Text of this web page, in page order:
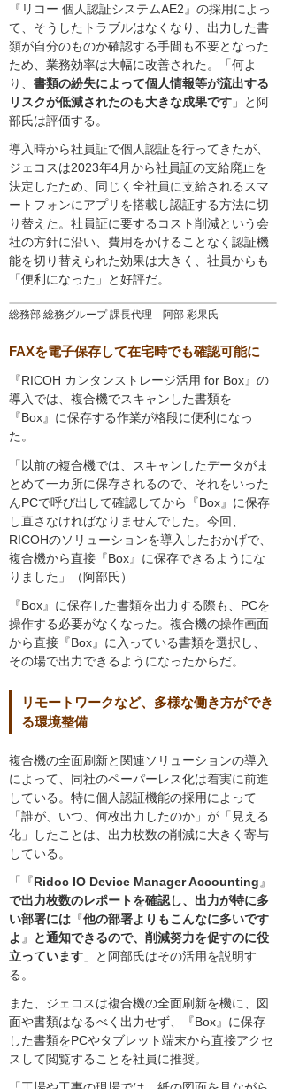
総務部 総務グループ 課長代理 阿部 彩果氏
『リコー 個人認証システムAE2』の採用によっ
て、そうしたトラブルはなくなり、出力した書
類が自分のものか確認する手間も不要となった
ため、業務効率は大幅に改善された。「何よ
り、 書類の紛失によって個人情報等が流出する
リスクが低減されたのも大きな成果です 」と阿
部氏は評価する。
導入時から社員証で個人認証を行ってきたが、
ジェコスは2023年4月から社員証の支給廃止を
決定したため、同じく全社員に支給されるスマ
ートフォンにアプリを搭載し認証する方法に切
り替えた。社員証に要するコスト削減という会
社の方針に沿い、費用をかけることなく認証機
能を切り替えられた効果は大きく、社員からも
「便利になった」と好評だ。
FAXを電子保存して在宅時でも確認可能に
『RICOH カンタンストレージ活用 for Box』の
導入では、複合機でスキャンした書類を
『Box』に保存する作業が格段に便利になっ
た。
「以前の複合機では、スキャンしたデータがま
とめて一カ所に保存されるので、それをいった
んPCで呼び出して確認してから『Box』に保存
し直さなければなりませんでした。今回、
RICOHのソリューションを導入したおかげで、
複合機から直接『Box』に保存できるようにな
りました」（阿部氏）
『Box』に保存した書類を出力する際も、PCを
操作する必要がなくなった。複合機の操作画面
から直接『Box』に入っている書類を選択し、
その場で出力できるようになったからだ。
リモートワークなど、多様な働き方ができ
る環境整備
複合機の全面刷新と関連ソリューションの導入
によって、同社のペーパーレス化は着実に前進
している。特に個人認証機能の採用によって
「誰が、いつ、何枚出力したのか」が「見える
化」したことは、出力枚数の削減に大きく寄与
している。
「『Ridoc IO Device Manager Accounting 』
で出力枚数のレポートを確認し、出力が特に多
い部署には 『他の部署よりもこんなに多いです
よ 』
と通知できるので、削減努力を促すのに役
立っています 」と阿部氏はその活用を説明す
る。
また、ジェコスは複合機の全面刷新を機に、図
面や書類はなるべく出力せず、『Box』に保存
した書類をPCやタブレット端末から直接アクセ
スして閲覧することを社員に推奨。